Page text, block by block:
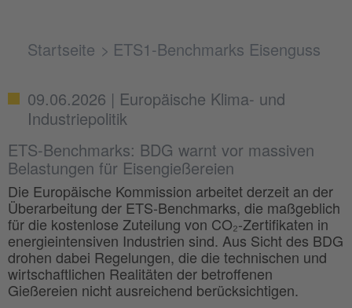
Startseite ETS1-Benchmarks Eisenguss
09.06.2026 | Europäische Klima- und
Industriepolitik
ETS-Benchmarks: BDG warnt vor massiven
Belastungen für Eisengießereien
Die Europäische Kommission arbeitet derzeit an der
Überarbeitung der ETS-Benchmarks, die maßgeblich
für die kostenlose Zuteilung von CO₂-Zertifikaten in
energieintensiven Industrien sind. Aus Sicht des BDG
drohen dabei Regelungen, die die technischen und
wirtschaftlichen Realitäten der betroffenen
Gießereien nicht ausreichend berücksichtigen.